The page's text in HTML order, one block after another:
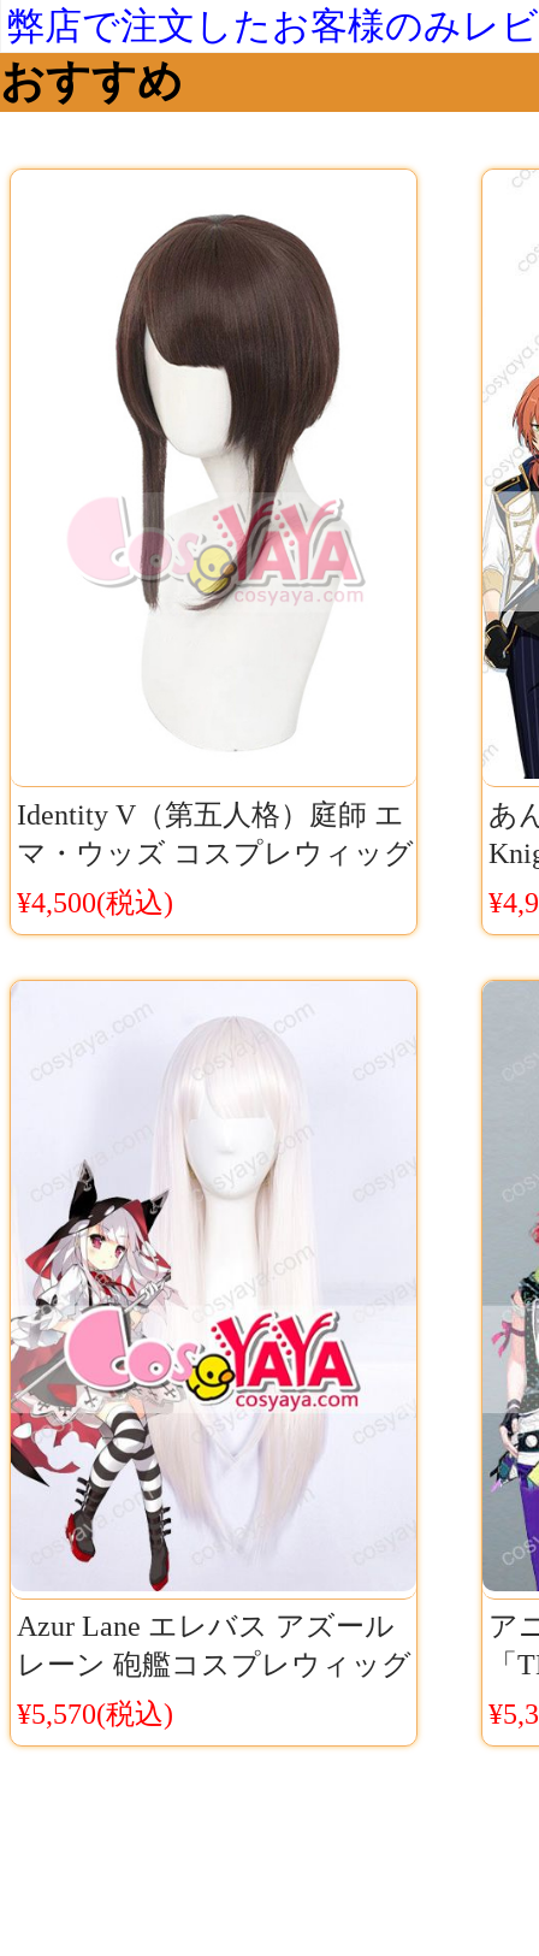
弊店で注文したお客様のみレ
おすすめ
Identity V（第五人格）庭師 エ
マ・ウッズ コスプレウィッグ
造形重視カット仕様 Cosyaya通
販 送料無料
¥4,500(税込)
あ
価
プ
Azur Lane エレバス アズール
レーン 砲艦コスプレウィッグ
艦B エレバス 変装カツラ wig
¥5,570(税込)
ア
「
太(
ウ